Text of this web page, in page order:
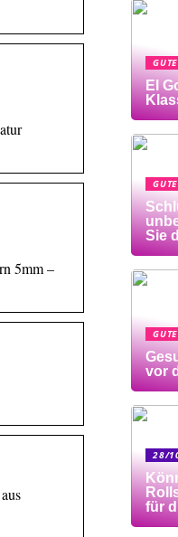
5mm –
El
Sie
vor
28/
für